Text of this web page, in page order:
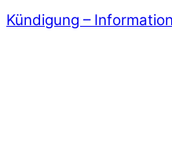
Kündigung –